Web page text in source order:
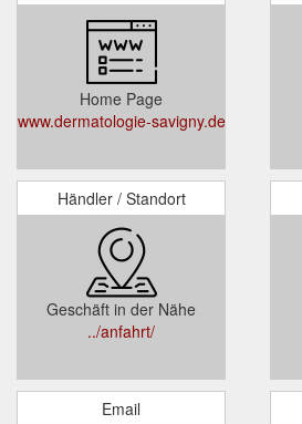
Home Page
www.dermatologie-savigny.de
Händler / Standort
Geschäft in der Nähe
../anfahrt/
Email